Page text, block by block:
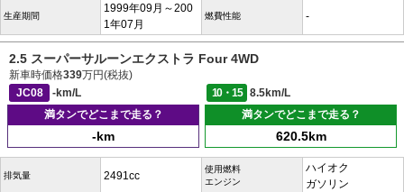
生産期間
1999年09月～200
1年07月
燃費性能 -
2.5 スーパーサルーンエクストラ Four 4WD
新車時価格339万円(税抜)
JC08
-km/L 10・15
8.5km/L
満タンでどこまで走る？
-km
満タンでどこまで走る？
620.5km
排気量 2491cc
使用燃料
エンジン
ハイオク
ガソリン